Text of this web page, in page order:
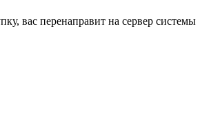
вас перенаправит на сервер системы